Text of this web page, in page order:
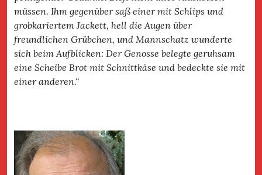
müssen. Ihm gegenüber saß einer mit Schlips und
grobkariertem Jackett, hell die Augen über
freundlichen Grübchen, und Mannschatz wunderte
sich beim Aufblicken: Der Genosse belegte geruhsam
eine Scheibe Brot mit Schnittkäse und bedeckte sie mit
einer anderen.“